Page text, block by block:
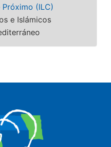
(ILC)
e Islámicos